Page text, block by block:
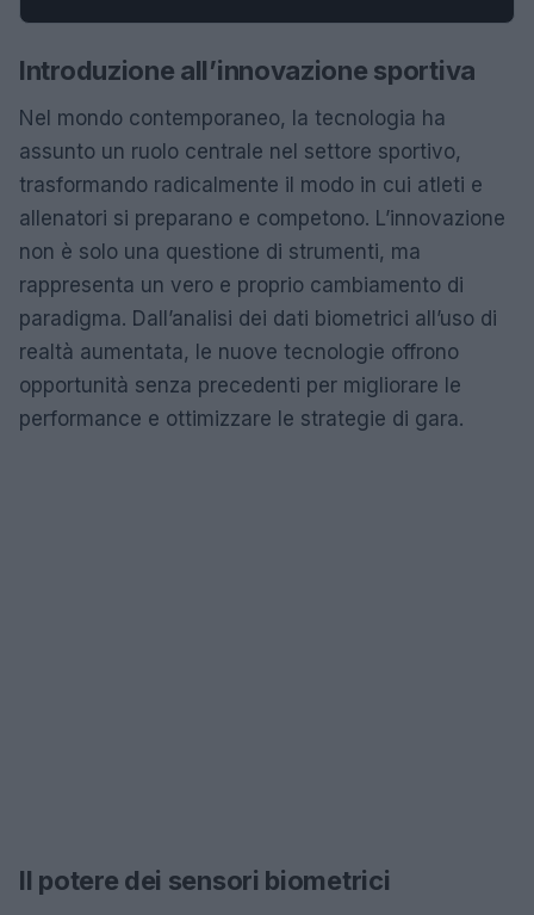
Introduzione all’innovazione sportiva
Nel mondo contemporaneo, la tecnologia ha
assunto un ruolo centrale nel settore sportivo,
trasformando radicalmente il modo in cui atleti e
allenatori si preparano e competono. L’innovazione
non è solo una questione di strumenti, ma
rappresenta un vero e proprio cambiamento di
paradigma. Dall’analisi dei dati biometrici all’uso di
realtà aumentata, le nuove tecnologie offrono
opportunità senza precedenti per migliorare le
performance e ottimizzare le strategie di gara.
Il potere dei sensori biometrici